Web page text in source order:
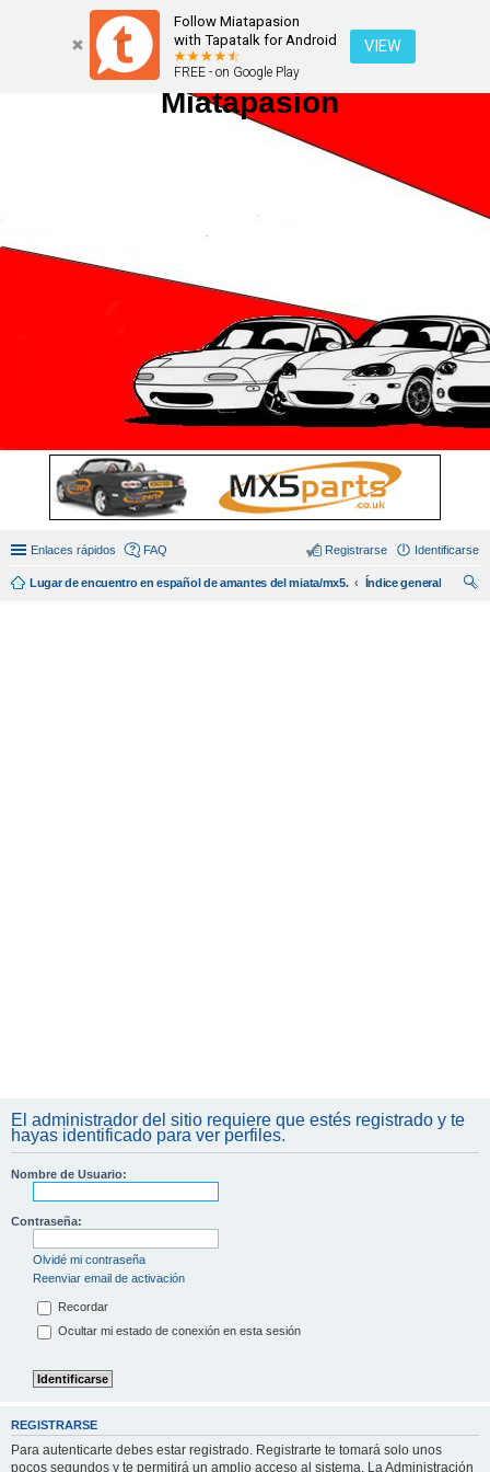
Follow Miatapasion
with Tapatalk for Android
FREE - on Google Play
VIEW
Miatapasion
Enlaces rápidos FAQ Identificarse
Registrarse
Lugar de encuentro en español de amantes del miata/mx5.
Índice general
El administrador del sitio requiere que estés registrado y te
hayas identificado para ver perfiles.
Nombre de Usuario:
Contraseña:
Olvidé mi contraseña
Reenviar email de activación
Recordar
Ocultar mi estado de conexión en esta sesión
REGISTRARSE
Para autenticarte debes estar registrado. Registrarte te tomará solo unos
pocos segundos y te permitirá un amplio acceso al sistema. La Administración